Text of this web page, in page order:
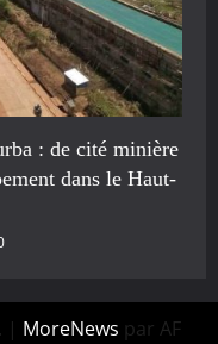
: de cité minière
dans le Haut-
| MoreNews par AF